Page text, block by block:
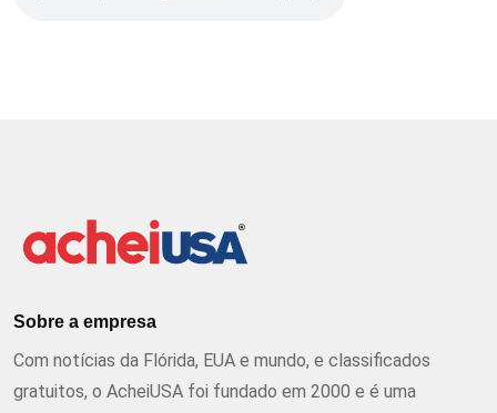
Sobre a empresa
Com notícias da Flórida, EUA e mundo, e classificados
gratuitos, o AcheiUSA foi fundado em 2000 e é uma